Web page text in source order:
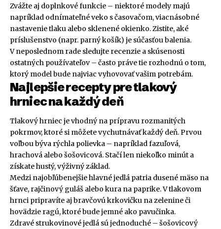
Zvážte aj doplnkové funkcie – niektoré modely majú
napríklad odnímateľné veko s časovačom, viacnásobné
nastavenie tlaku alebo sklenené okienko. Zistite, aké
príslušenstvo (napr. parný košík) je súčasťou balenia.
V neposlednom rade sledujte recenzie a skúsenosti
ostatných používateľov – často práve tie rozhodnú o tom,
ktorý model bude najviac vyhovovať vašim potrebám.
Najlepšie recepty pre tlakový
hrniec na každý deň
Tlakový hrniec je vhodný na prípravu rozmanitých
pokrmov, ktoré si môžete vychutnávať každý deň. Prvou
voľbou býva rýchla polievka – napríklad fazuľová,
hrachová alebo šošovicová. Stačí len niekoľko minút a
získate hustý, výživný základ.
Medzi najobľúbenejšie hlavné jedlá patria dusené mäso na
šťave, rajčinový guláš alebo kura na paprike. V tlakovom
hrnci pripravíte aj bravčovú krkovičku na zelenine či
hovädzie ragú, ktoré bude jemné ako pavučinka.
Zdravé strukovinové jedlá sú jednoduché – šošovicový